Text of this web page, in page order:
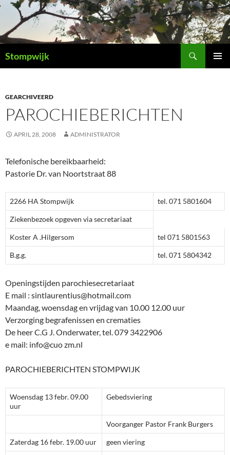
Ga
de
inhoud
Stompwijk
GEARCHIVEERD
PAROCHIEBERICHTEN
APRIL 28, 2008 ADMINISTRATOR
Telefonische bereikbaarheid:
Pastorie Dr. van Noortstraat 88
2266 HA Stompwijk tel. 071 5801604
Ziekenbezoek opgeven via secretariaat
Koster A .Hilgersom tel 071 5801563
B.g.g. tel. 071 5804342
Openingstijden parochiesecretariaat
E mail : sintlaurentius@hotmail.com
Maandag, woensdag en vrijdag van 10.00 12.00 uur
Verzorging begrafenissen en crematies
De heer C.G J. Onderwater, tel. 079 3422906
e mail: info@cuo zm.nl
PAROCHIEBERICHTEN STOMPWIJK
Woensdag 13 febr. 09.00
uur
Gebedsviering
Voorganger Pastor Frank Burgers
Zaterdag 16 febr. 19.00 uur geen viering